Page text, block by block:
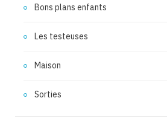
Bons plans enfants
Les testeuses
Maison
Sorties